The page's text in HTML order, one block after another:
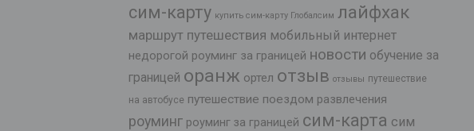
сим-карту купить сим-карту Глобалсим лайфхак
маршрут путешествия мобильный интернет
недорогой роуминг за границей новости обучение за
границей оранж ортел отзыв отзывы путешествие
на автобусе путешествие поездом развлечения
роуминг роуминг за границей сим-карта сим